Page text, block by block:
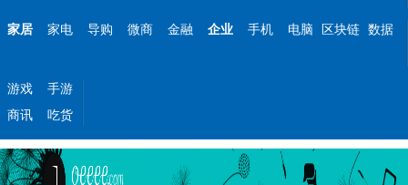
家居 家电 导购 微商 金融 企业 手机 电脑 区块链 数据
游戏
手游
商讯
吃货